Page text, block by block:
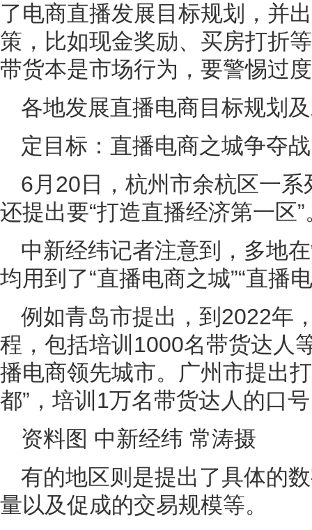
了电商直播发展目标规划，并
策，比如现金奖励、买房打折
带货本是市场行为，要警惕过
各地发展直播电商目标规划
定目标：直播电商之城争夺战
6月20日，杭州市余杭区一
还提出要“打造直播经济第一区”
中新经纬记者注意到，多地
均用到了“直播电商之城”“直播
例如青岛市提出，到2022年
程，包括培训1000名带货达人
播电商领先城市。广州市提出
都”，培训1万名带货达人的口
资料图 中新经纬 常涛摄
有的地区则是提出了具体的
量以及促成的交易规模等。